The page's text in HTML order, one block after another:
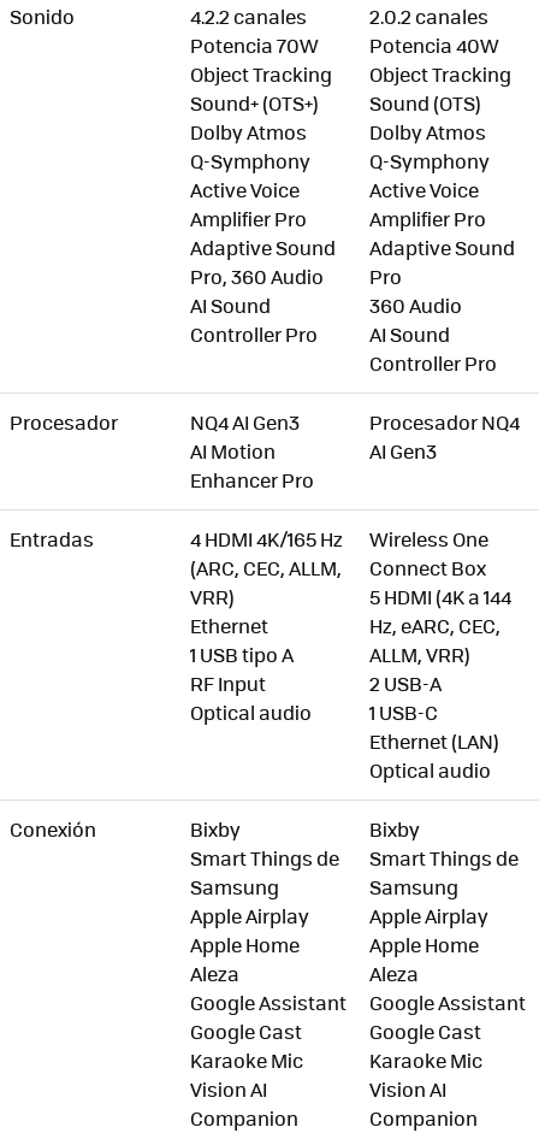
Sonido
4.2.2 canales
Potencia 70W
Object Tracking
Sound+ (OTS+)
Dolby Atmos
Q-Symphony
Active Voice
Amplifier Pro
Adaptive Sound
Pro, 360 Audio
AI Sound
Controller Pro
2.0.2 canales
Potencia 40W
Object Tracking
Sound (OTS)
Dolby Atmos
Q-Symphony
Active Voice
Amplifier Pro
Adaptive Sound
Pro
360 Audio
AI Sound
Controller Pro
Procesador
NQ4 AI Gen3
AI Motion
Enhancer Pro
Procesador NQ4
AI Gen3
Entradas
4 HDMI 4K/165 Hz
(ARC, CEC, ALLM,
VRR)
Ethernet
1 USB tipo A
RF Input
Optical audio
Wireless One
Connect Box
5 HDMI (4K a 144
Hz, eARC, CEC,
ALLM, VRR)
2 USB-A
1 USB-C
Ethernet (LAN)
Optical audio
Conexión
Bixby
Smart Things de
Samsung
Apple Airplay
Apple Home
Aleza
Google Assistant
Google Cast
Karaoke Mic
Vision AI
Companion
Bixby
Smart Things de
Samsung
Apple Airplay
Apple Home
Aleza
Google Assistant
Google Cast
Karaoke Mic
Vision AI
Companion